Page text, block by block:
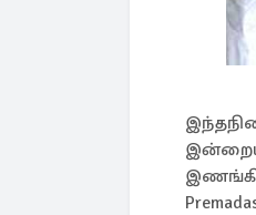
இன்றைய
இணங்கி